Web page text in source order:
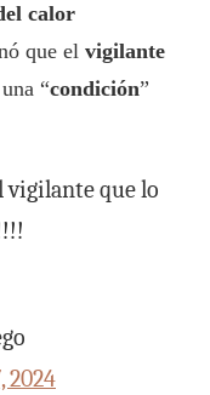
calor
que el vigilante
“condición”
vigilante que lo
2024